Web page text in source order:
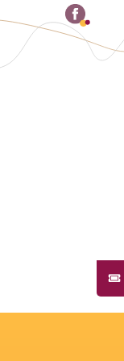
contenu